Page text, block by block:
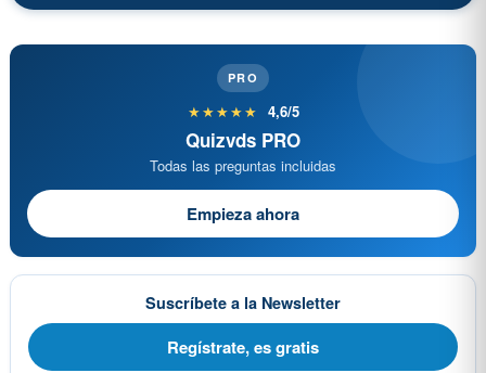
PRO
★★★★★ 4,6/5
Quizvds PRO
Todas las preguntas incluidas
Empieza ahora
Suscríbete a la Newsletter
Regístrate, es gratis